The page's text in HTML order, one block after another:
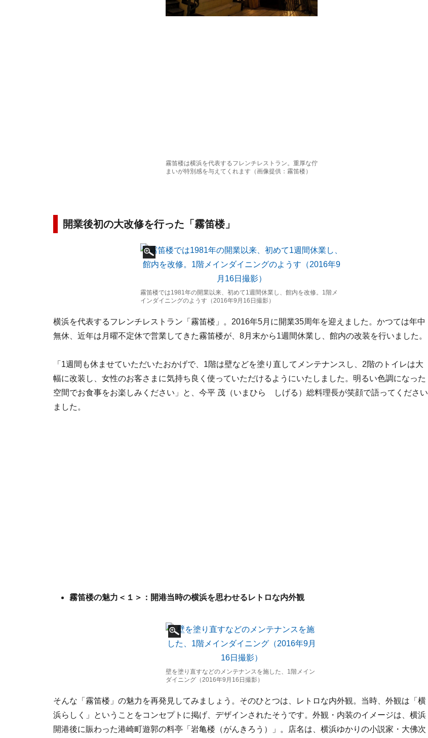
霧笛楼は横浜を代表するフレンチレストラン。重厚な佇
まいが特別感を与えてくれます（画像提供：霧笛楼）
開業後初の大改修を行った「霧笛楼」
霧笛楼では1981年の開業以来、初めて1週間休業し、館内を改修。1階メ
インダイニングのようす（2016年9月16日撮影）
横浜を代表するフレンチレストラン「霧笛楼」。2016年5月に開業35周年を迎えました。かつては年中
無休、近年は月曜不定休で営業してきた霧笛楼が、8月末から1週間休業し、館内の改装を行いました。
「1週間も休ませていただいたおかげで、1階は壁などを塗り直してメンテナンスし、2階のトイレは大
幅に改装し、女性のお客さまに気持ち良く使っていただけるようにいたしました。明るい色調になった
空間でお食事をお楽しみください」と、今平 茂（いまひら しげる）総料理長が笑顔で語ってください
ました。
霧笛楼の魅力＜１＞：開港当時の横浜を思わせるレトロな内外観
壁を塗り直すなどのメンテナンスを施した、1階メイン
ダイニング（2016年9月16日撮影）
そんな「霧笛楼」の魅力を再発見してみましょう。そのひとつは、レトロな内外観。当時、外観は「横
浜らしく」ということをコンセプトに掲げ、デザインされたそうです。外観・内装のイメージは、横浜
開港後に賑わった港崎町遊郭の料亭「岩亀楼（がんきろう）」。店名は、横浜ゆかりの小説家・大佛次